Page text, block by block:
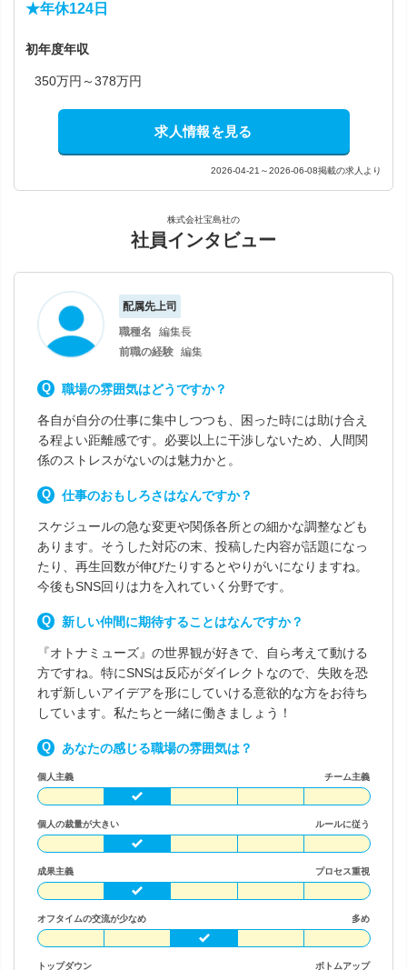
★年休124日
初年度年収
350万円～378万円
求人情報を見る
2026-04-21～2026-06-08掲載の求人より
株式会社宝島社の
社員インタビュー
配属先上司
職種名
編集長
前職の経験 編集
職場の雰囲気はどうですか？
各自が自分の仕事に集中しつつも、困った時には助け合え
る程よい距離感です。必要以上に干渉しないため、人間関
係のストレスがないのは魅力かと。
仕事のおもしろさはなんですか？
スケジュールの急な変更や関係各所との細かな調整なども
あります。そうした対応の末、投稿した内容が話題になっ
たり、再生回数が伸びたりするとやりがいになりますね。
今後もSNS回りは力を入れていく分野です。
新しい仲間に期待することはなんですか？
『オトナミューズ』の世界観が好きで、自ら考えて動ける
方ですね。特にSNSは反応がダイレクトなので、失敗を恐
れず新しいアイデアを形にしていける意欲的な方をお待ち
しています。私たちと一緒に働きましょう！
あなたの感じる職場の雰囲気は？
個人主義 チーム主義
個人の裁量が大きい ルールに従う
成果主義 プロセス重視
オフタイムの交流が少なめ 多め
トップダウン ボトムアップ